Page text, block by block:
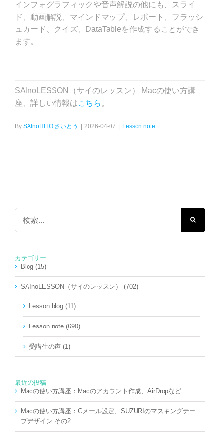
インフォグラフィックや音声解説の他にも、スライ
ド、動画解説、マインドマップ、レポート、フラッシ
ュカード、クイズ、DataTableを作成することができ
ます。
SAInoLESSON（サイのレッスン） Macの使い方講
座、詳しい情報はこちら 。
By SAInoHITO さいとう 2026-04-07 Lesson note
検
…
カテゴリー
Blog (15)
SAInoLESSON（サイのレッスン） (702)
Lesson blog (11)
Lesson note (690)
受講生の声 (1)
最近の投稿
Macの使い方講座：Macのアカウント作成、AirDropなど
Macの使い方講座：Gメール設定、SUZURIのマスキングテー
プデザイン その2